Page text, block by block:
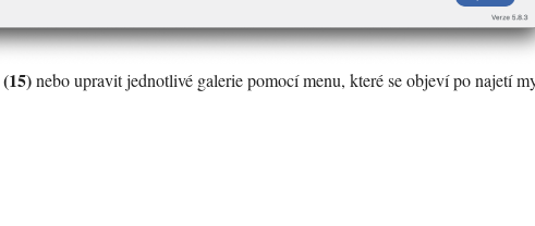
(15)nebo upravit jednotlivé galerie pomocí menu, které se objeví po najetí